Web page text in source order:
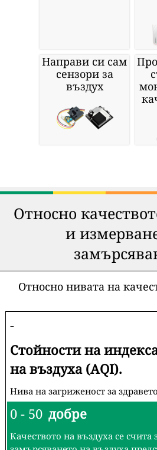
Направи си сам
сензори за
въздух
Относно
и
Относно нивата на
-
Стойности на
на въздуха (AQI).
Нива на загриженост за здравето
0 - 50 добре
Качеството на въздуха се счита